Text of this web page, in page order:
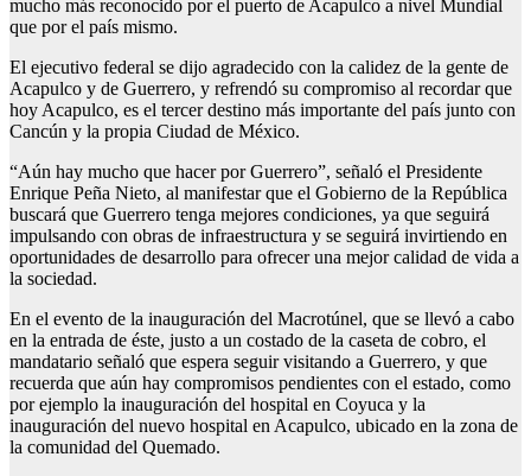
mucho más reconocido por el puerto de Acapulco a nivel Mundial
que por el país mismo.
El ejecutivo federal se dijo agradecido con la calidez de la gente de
Acapulco y de Guerrero, y refrendó su compromiso al recordar que
hoy Acapulco, es el tercer destino más importante del país junto con
Cancún y la propia Ciudad de México.
“Aún hay mucho que hacer por Guerrero”, señaló el Presidente
Enrique Peña Nieto, al manifestar que el Gobierno de la República
buscará que Guerrero tenga mejores condiciones, ya que seguirá
impulsando con obras de infraestructura y se seguirá invirtiendo en
oportunidades de desarrollo para ofrecer una mejor calidad de vida a
la sociedad.
En el evento de la inauguración del Macrotúnel, que se llevó a cabo
en la entrada de éste, justo a un costado de la caseta de cobro, el
mandatario señaló que espera seguir visitando a Guerrero, y que
recuerda que aún hay compromisos pendientes con el estado, como
por ejemplo la inauguración del hospital en Coyuca y la
inauguración del nuevo hospital en Acapulco, ubicado en la zona de
la comunidad del Quemado.